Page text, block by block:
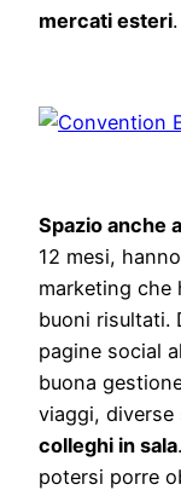
mercati esteri.
Spazio anche
12 mesi,
marketing
buoni risultati.
pagine social
buona
viaggi,
colleghi in sala
potersi porre